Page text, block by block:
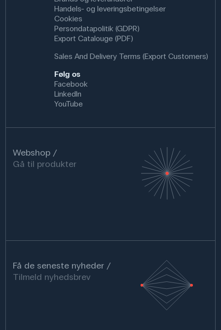
Handels- og leveringsbetingelser
Cookies
Persondatapolitik (GDPR)
Export Catalouge (PDF)
Sales And Delivery Terms (Export Customers)
Følg os
Facebook
LinkedIn
YouTube
Webshop
Gå til produkter
Få de seneste nyheder
Tilmeld nyhedsbrev